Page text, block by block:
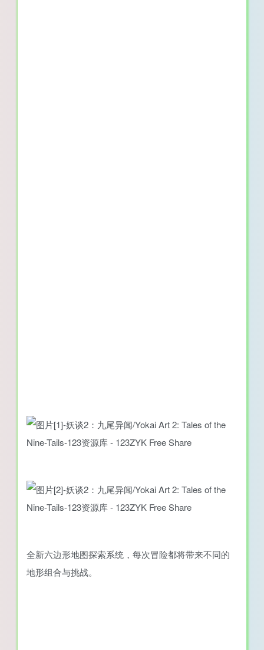
全新六边形地图探索系统，每次冒险都将带来不同的
地形组合与挑战。